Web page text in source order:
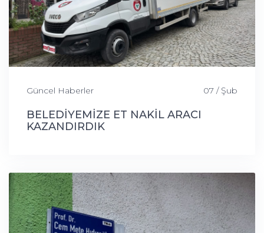
Güncel Haberler 07 / Şub
BELEDİYEMİZE ET NAKİL ARACI
KAZANDIRDIK